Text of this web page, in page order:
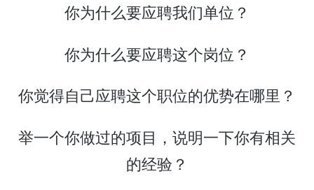
你为什么要应聘我们单位？
你为什么要应聘这个岗位？
你觉得自己应聘这个职位的优势在哪里？
举一个你做过的项目，说明一下你有相关
的经验？